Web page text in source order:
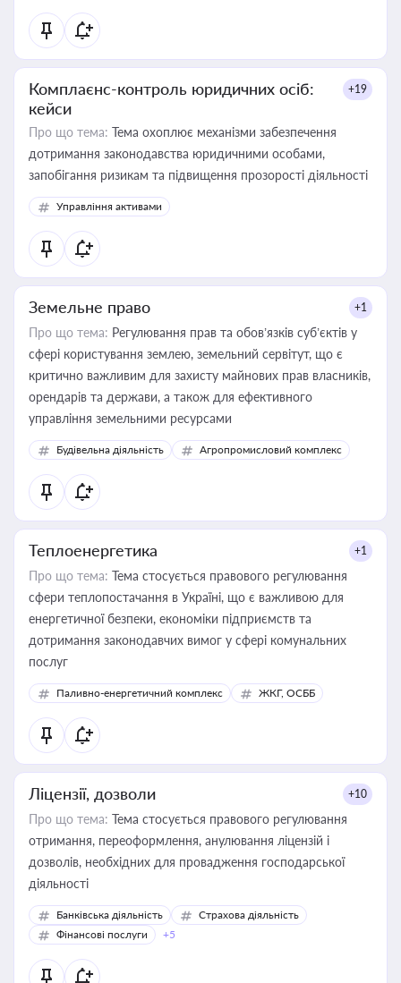
Комплаєнс-контроль юридичних осіб:
кейси
+19
Про що тема: Тема охоплює механізми забезпечення
дотримання законодавства юридичними особами,
запобігання ризикам та підвищення прозорості діяльності
Управління активами
Земельне право +1
Про що тема: Регулювання прав та обов’язків суб’єктів у
сфері користування землею, земельний сервітут, що є
критично важливим для захисту майнових прав власників,
орендарів та держави, а також для ефективного
управління земельними ресурсами
Будівельна діяльність Агропромисловий комплекс
Теплоенергетика +1
Про що тема: Тема стосується правового регулювання
сфери теплопостачання в Україні, що є важливою для
енергетичної безпеки, економіки підприємств та
дотримання законодавчих вимог у сфері комунальних
послуг
Паливно-енергетичний комплекс ЖКГ, ОСББ
Ліцензії, дозволи +10
Про що тема: Тема стосується правового регулювання
отримання, переоформлення, анулювання ліцензій і
дозволів, необхідних для провадження господарської
діяльності
Банківська діяльність
Страхова діяльність
Фінансові послуги
+5